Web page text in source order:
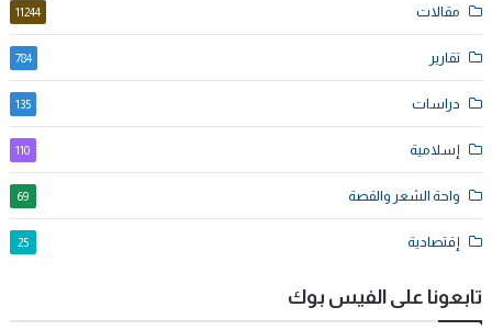
مقالات 11244
تقارير 784
دراسات 135
إسلامية 110
واحة الشعر والقصة 69
إقتصادية 25
تابعونا على الفيس بوك